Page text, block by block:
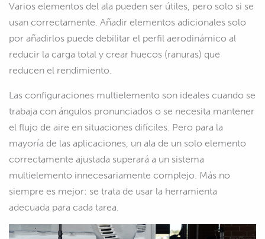
Varios elementos del ala pueden ser útiles, pero solo si se
usan correctamente. Añadir elementos adicionales solo
por añadirlos puede debilitar el perfil aerodinámico al
reducir la carga total y crear huecos (ranuras) que
reducen el rendimiento.
Las configuraciones multielemento son ideales cuando se
trabaja con ángulos pronunciados o se necesita mantener
el flujo de aire en situaciones difíciles. Pero para la
mayoría de las aplicaciones, un ala de un solo elemento
correctamente ajustada superará a un sistema
multielemento innecesariamente complejo. Más no
siempre es mejor: se trata de usar la herramienta
adecuada para cada tarea.